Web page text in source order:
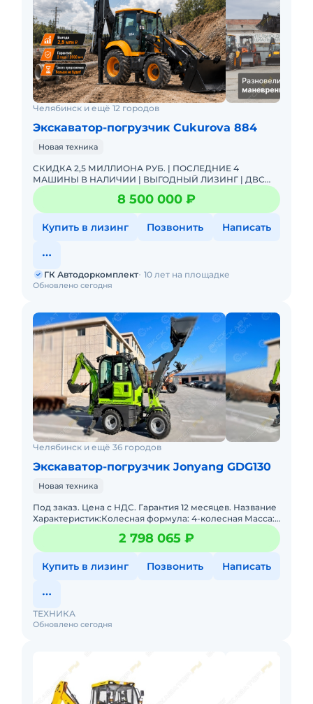
Челябинск и ещё 12 городов
Экскаватор-погрузчик Cukurova 884
Новая техника
СКИДКА 2,5 МИЛЛИОНА РУБ. | ПОСЛЕДНИЕ 4
МАШИНЫ В НАЛИЧИИ | ВЫГОДНЫЙ ЛИЗИНГ | ДВС
PERKINS | Трансмиссия ZF | 2 года или 2000 м-ч |
ОПЛАЧЕННЫЙ НДС | АДК - официаль
8 500 000 ₽
Купить в лизинг Позвонить Написать
Обновлено сегодня
ГК Автодоркомплект 10 лет на площадке
Челябинск и ещё 36 городов
Экскаватор-погрузчик Jonyang GDG130
Новая техника
Под заказ. Цена с НДС. Гарантия 12 месяцев. Название
Характеристик:Колесная формула: 4-колесная Масса:
2800 кгКоробка передач: гидродинамическая Радиус
повор
2 798 065 ₽
Купить в лизинг Позвонить Написать
Обновлено сегодня
ТЕХНИКА